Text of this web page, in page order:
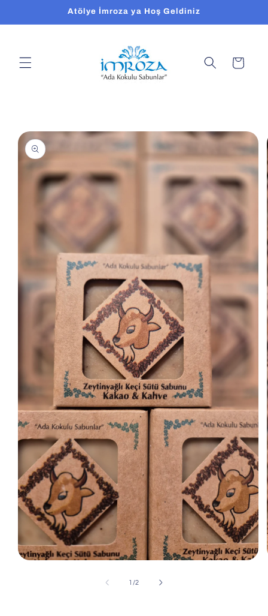
Atölye İmroza ya Hoş Geldiniz
Sepet
Ürün
bilgisine
atla
1 //2